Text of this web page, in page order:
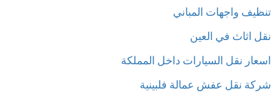
واجهات المباني
اثاث في العين
نقل السيارات داخل المملكة
نقل عفش عمالة فلبينية